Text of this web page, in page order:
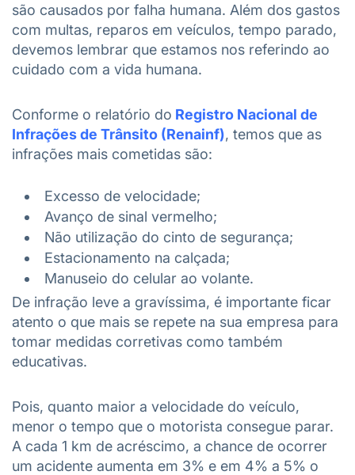
são causados por falha humana. Além dos gastos
com multas, reparos em veículos, tempo parado,
devemos lembrar que estamos nos referindo ao
cuidado com a vida humana.
Conforme o relatório do Registro Nacional de
Infrações de Trânsito (Renainf), temos que as
infrações mais cometidas são:
Excesso de velocidade;
Avanço de sinal vermelho;
Não utilização do cinto de segurança;
Estacionamento na calçada;
Manuseio do celular ao volante.
De infração leve a gravíssima, é importante ficar
atento o que mais se repete na sua empresa para
tomar medidas corretivas como também
educativas.
Pois, quanto maior a velocidade do veículo,
menor o tempo que o motorista consegue parar.
A cada 1 km de acréscimo, a chance de ocorrer
um acidente aumenta em 3% e em 4% a 5% o